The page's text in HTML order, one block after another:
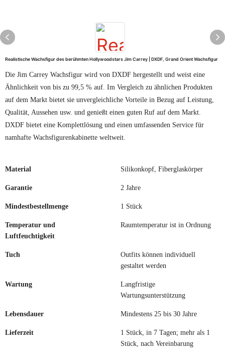
Realistische Wachsfigur des berühmten Hollywoodstars Jim Carrey | DXDF, Grand Orient Wachsfigur
Die Jim Carrey Wachsfigur wird von DXDF hergestellt und weist eine
Ähnlichkeit von bis zu 99,5 % auf. Im Vergleich zu ähnlichen Produkten
auf dem Markt bietet sie unvergleichliche Vorteile in Bezug auf Leistung,
Qualität, Aussehen usw. und genießt einen guten Ruf auf dem Markt.
DXDF bietet eine Komplettlösung und einen umfassenden Service für
namhafte Wachsfigurenkabinette weltweit.
Material Silikonkopf, Fiberglaskörper
Garantie 2 Jahre
Mindestbestellmenge 1 Stück
Temperatur und
Luftfeuchtigkeit
Raumtemperatur ist in Ordnung
Tuch
Outfits können individuell
gestaltet werden
Wartung
Langfristige
Wartungsunterstützung
Lebensdauer Mindestens 25 bis 30 Jahre
Lieferzeit
1 Stück, in 7 Tagen; mehr als 1
Stück, nach Vereinbarung